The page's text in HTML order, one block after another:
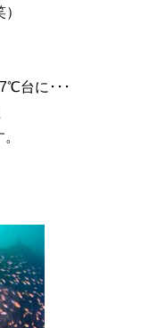
台に･･･